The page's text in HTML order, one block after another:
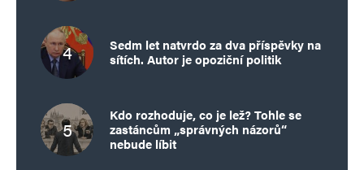
Sedm let natvrdo za dva příspěvky na
sítích. Autor je opoziční politik
Kdo rozhoduje, co je lež? Tohle se
zastáncům „správných názorů“
nebude líbit